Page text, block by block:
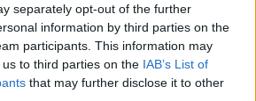
separately opt-out of the further
information by third parties on the
participants. This information may
to third parties on the IAB’s List of
that may further disclose it to other